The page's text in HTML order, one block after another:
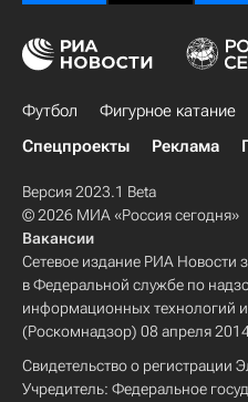
Футбол Фигурное катание
Спецпроекты
Реклама
Версия 2023.1 Beta
© 2026 МИА «Россия сегодня»
Вакансии
Сетевое издание РИА Новости
в Федеральной службе по
информационных технологий
(Роскомнадзор) 08 апреля
Свидетельство о
Учредитель: Федеральное